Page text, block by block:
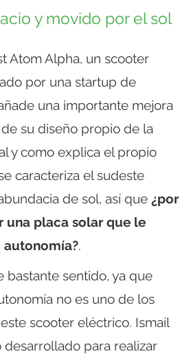
y movido por el sol
Atom Alpha, un scooter
por una startup de
una importante mejora
su diseño propio de la
y como explica el propio
caracteriza el sudeste
de sol, así que ¿por
una placa solar que le
autonomía?.
bastante sentido, ya que
no es uno de los
scooter eléctrico. Ismail
desarrollado para realizar